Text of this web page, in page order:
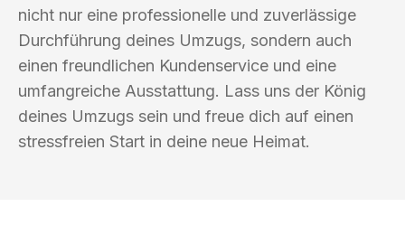
nicht nur eine professionelle und zuverlässige
Durchführung deines Umzugs, sondern auch
einen freundlichen Kundenservice und eine
umfangreiche Ausstattung. Lass uns der König
deines Umzugs sein und freue dich auf einen
stressfreien Start in deine neue Heimat.